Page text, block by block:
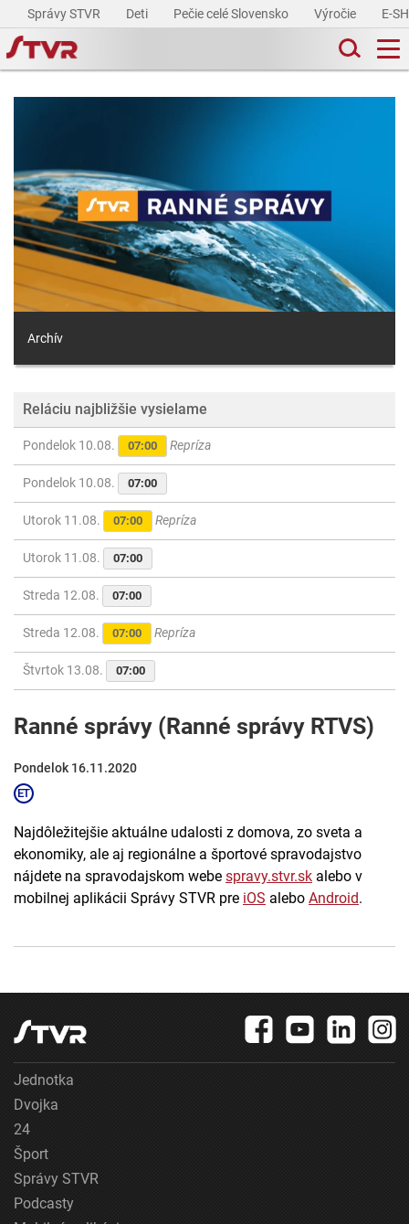
Správy STVR Deti Pečie celé Slovensko Výročie E-
Archív
Reláciu najbližšie vysielame
Pondelok 10.08. 07:00 Repríza
Pondelok 10.08. 07:00
Utorok 11.08. 07:00 Repríza
Utorok 11.08. 07:00
Streda 12.08. 07:00
Streda 12.08. 07:00 Repríza
Štvrtok 13.08. 07:00
Ranné správy (Ranné správy RTVS)
Pondelok 16.11.2020
Najdôležitejšie aktuálne udalosti z domova, zo sveta a
ekonomiky, ale aj regionálne a športové spravodajstvo
nájdete na spravodajskom webe spravy.stvr.sk alebo v
mobilnej aplikácii Správy STVR pre iOS alebo Android.
Jednotka
Dvojka
24
Šport
Správy STVR
Podcasty